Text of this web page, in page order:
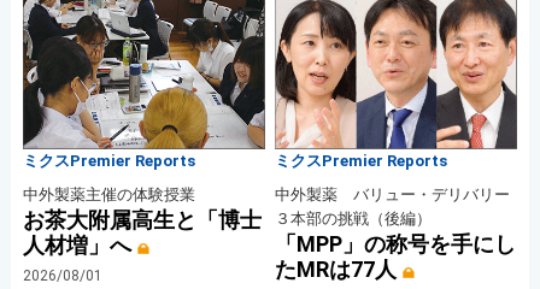
ミクスPremier Reports
中外製薬主催の体験授業
お茶大附属高生と「博士
人材増」へ
2026/08/01
ミクスPremier Reports
中外製薬 バリュー・デリバリー
３本部の挑戦（後編）
「MPP」の称号を手にし
たMRは77人